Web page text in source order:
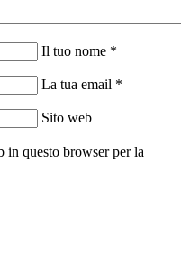
Il tuo nome *
La tua email *
Sito web
in questo browser per la